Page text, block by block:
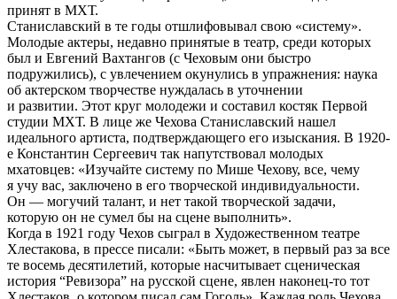
принят в МХТ.
Станиславский в те годы отшлифовывал свою «систему».
Молодые актеры, недавно принятые в театр, среди которых
был и Евгений Вахтангов (с Чеховым они быстро
подружились), с увлечением окунулись в упражнения: наука
об актерском творчестве нуждалась в уточнении
и развитии. Этот круг молодежи и составил костяк Первой
студии МХТ. В лице же Чехова Станиславский нашел
идеального артиста, подтверждающего его изыскания. В 1920-
е Константин Сергеевич так напутствовал молодых
мхатовцев: «Изучайте систему по Мише Чехову, все, чему
я учу вас, заключено в его творческой индивидуальности.
Он — могучий талант, и нет такой творческой задачи,
которую он не сумел бы на сцене выполнить».
Когда в 1921 году Чехов сыграл в Художественном театре
Хлестакова, в прессе писали: «Быть может, в первый раз за все
те восемь десятилетий, которые насчитывает сценическая
история “Ревизора” на русской сцене, явлен наконец-то тот